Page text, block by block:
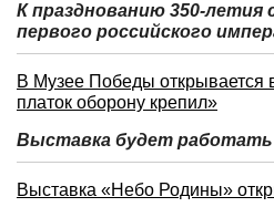
К празднованию 350-летия
первого российского
В Музее Победы открывается
платок оборону крепил»
Выставка будет работать
Выставка «Небо Родины»